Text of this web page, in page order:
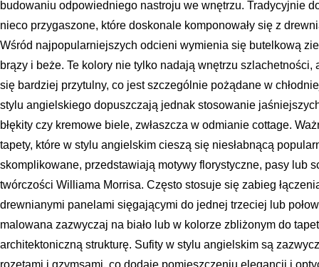
budowaniu odpowiedniego nastroju we wnętrzu. Tradycyjnie
nieco przygaszone, które doskonale komponowały się z
Wśród najpopularniejszych odcieni wymienia się butelkową
brązy i beże. Te kolory nie tylko nadają wnętrzu
się bardziej przytulny, co jest szczególnie pożądane w
stylu angielskiego dopuszczają jednak stosowanie
błękity czy kremowe biele, zwłaszcza w odmianie cottage.
tapety, które w stylu angielskim cieszą się niesłabnącą
skomplikowane, przedstawiają motywy florystyczne, pasy lub
twórczości Williama Morrisa. Często stosuje się zabieg
drewnianymi panelami sięgającymi do jednej trzeciej lub
malowana zazwyczaj na biało lub w kolorze zbliżonym do
architektoniczną strukturę. Sufity w stylu angielskim są
rozetami i gzymsami, co dodaje pomieszczeniu elegancji i